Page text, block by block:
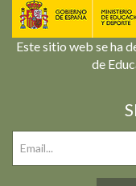
Este sitio web se ha
de